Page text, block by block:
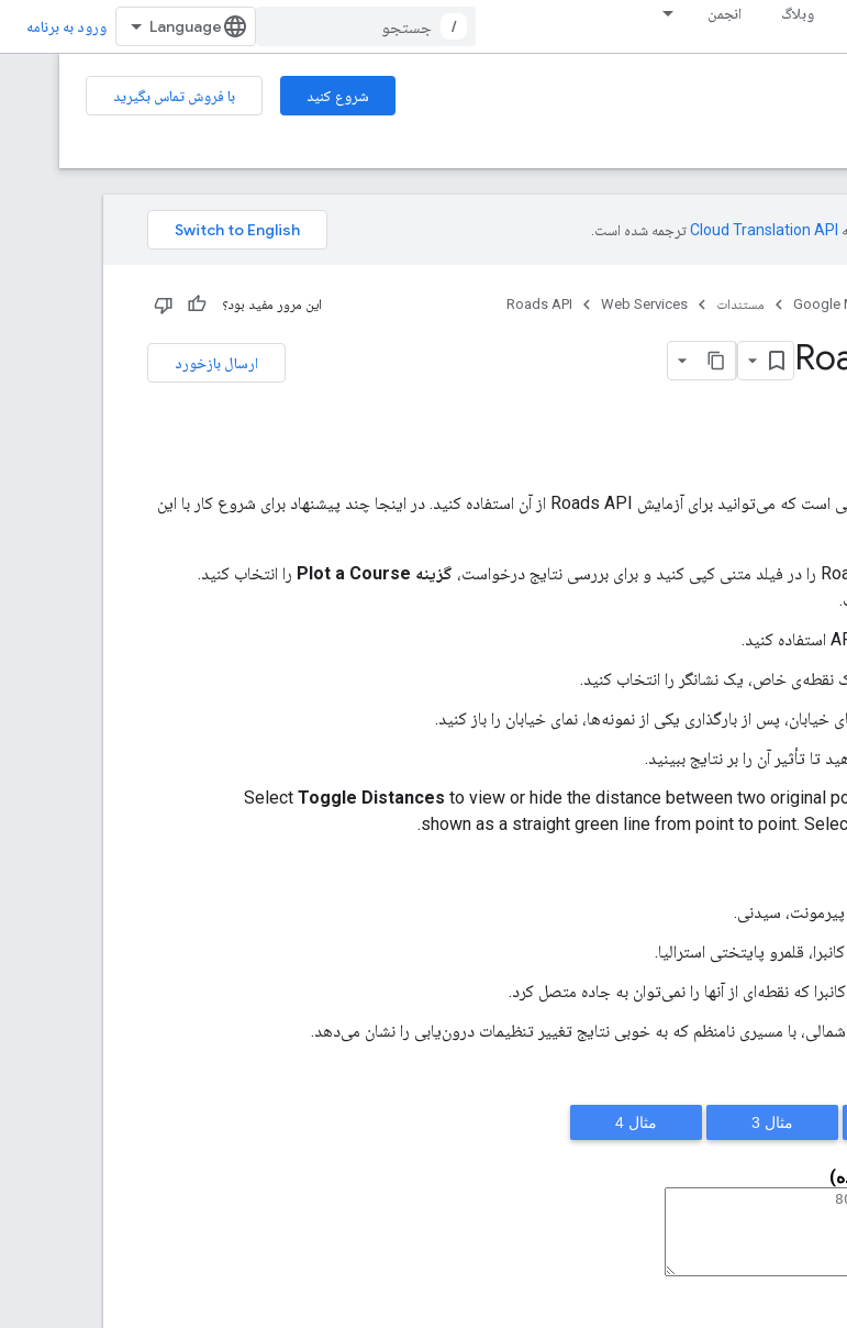
وبلاگ انجمن
/ ورود به برنامه
شروع کنید
با فروش تماس بگیرید
ترجمه شده است.
Google مستندات Web Services
Roads API این مرور مفید بود؟
ارسال بازخورد
Roads API از آن استفاده کنید. در اینجا چند پیشنهاد برای شروع کار با این
را در فیلد متنی کپی کنید و برای بررسی نتایج درخواست، گزینه Plot a Course
را انتخاب کنید.
نقطه‌ی خاص، یک نشانگر را انتخاب کنید.
خیابان، پس از بارگذاری یکی از نمونه‌ها، نمای خیابان را باز کنید.
تا تأثیر آن را بر نتایج ببینید.
Select Toggle Distances to view or hide the distance between two original
shown as a straight green line from point to point.